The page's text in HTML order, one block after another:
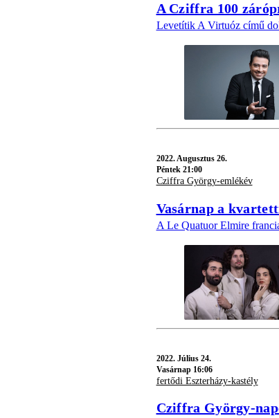
A Cziffra 100
Levetítik A Virtuóz című
2022.Augusztus 26.
Péntek 21:00
Cziffra György-emlékév
Vasárnap a
A Le Quatuor Elmire
2022. Július 24.
Vasárnap 16:06
fertődi Eszterházy-kastély
Cziffra György-